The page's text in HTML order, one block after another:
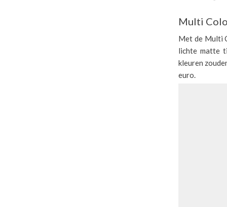
Multi
Met de Multi
lichte matte
kleuren
euro.